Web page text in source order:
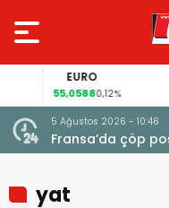
EURO
55,05880,12%
5 Ağustos 2026 - 10:46
Fransa’da çöp
yat